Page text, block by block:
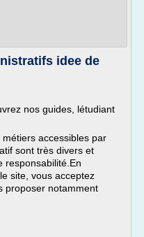
idee de
nos guides, létudiant
accessibles par
sont très divers et
responsabilité.En
site, vous acceptez
proposer notamment